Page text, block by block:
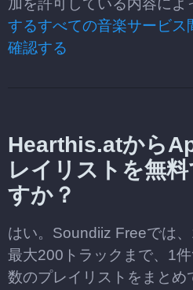
加を許可している内容によ
するすべての音楽サービス
確認する
Hearthis.atから
レイリストを無
すか？
はい。Soundiiz Freeでは
最大200トラックまで、1
数のプレイリストをまとめ